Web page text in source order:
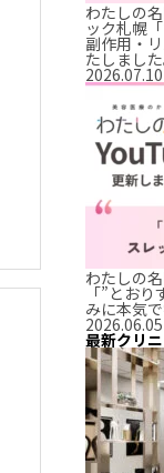
わたしの
ック札幌
副作用・
たしました
2026.07.10
わたしの
「”とお
みに本気
2026.06.05
最新クリ